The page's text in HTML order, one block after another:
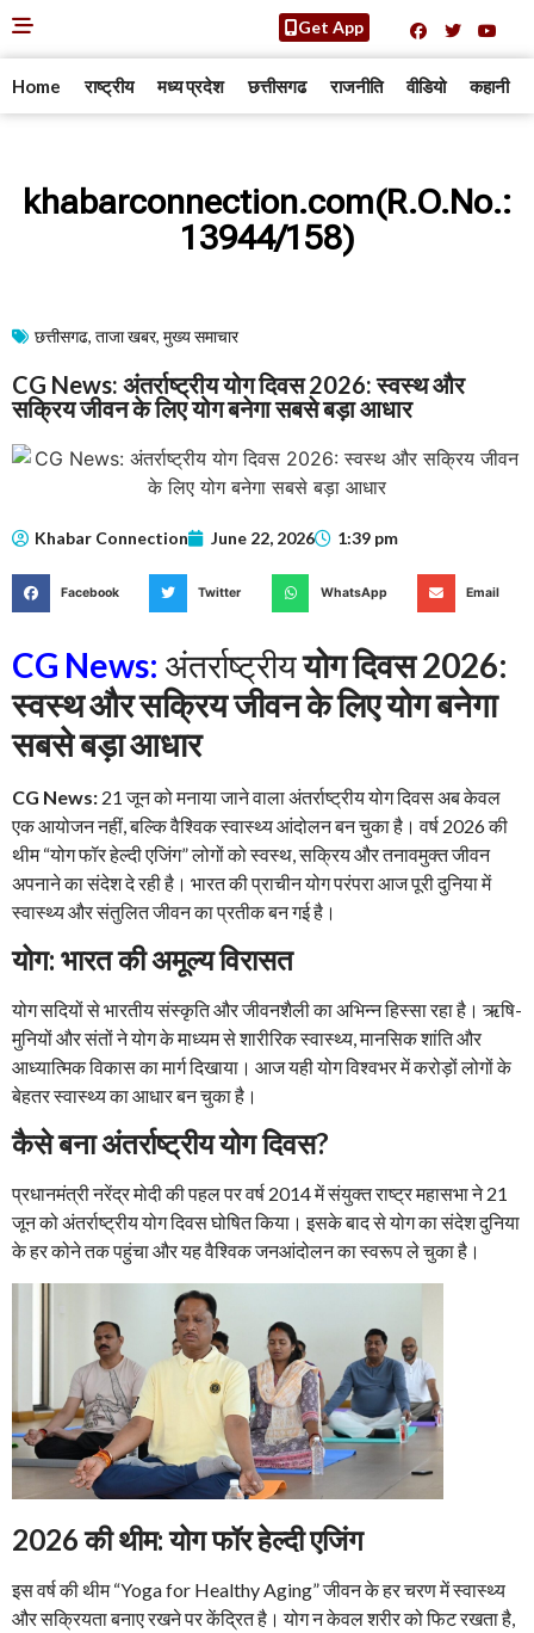
Get App
Home राष्ट्रीय मध्य प्रदेश छत्तीसगढ राजनीति वीडियो कहानी
khabarconnection.com(R.O.No.:
13944/158)
छत्तीसगढ, ताजा खबर, मुख्य समाचार​
CG News: अंतर्राष्ट्रीय योग दिवस 2026: स्वस्थ और
सक्रिय जीवन के लिए योग बनेगा सबसे बड़ा आधार
Khabar Connection June 22, 2026 1:39 pm
Facebook Twitter WhatsApp Email
CG News: अंतर्राष्ट्रीययोग दिवस 2026:
स्वस्थ और सक्रिय जीवन के लिए योग बनेगा
सबसे बड़ा आधार
CG News: 21 जून को मनाया जाने वाला अंतर्राष्ट्रीय योग दिवस अब केवल
एक आयोजन नहीं, बल्कि वैश्विक स्वास्थ्य आंदोलन बन चुका है। वर्ष 2026 की
थीम “योग फॉर हेल्दी एजिंग” लोगों को स्वस्थ, सक्रिय और तनावमुक्त जीवन
अपनाने का संदेश दे रही है। भारत की प्राचीन योग परंपरा आज पूरी दुनिया में
स्वास्थ्य और संतुलित जीवन का प्रतीक बन गई है।
योग: भारत की अमूल्य विरासत
योग सदियों से भारतीय संस्कृति और जीवनशैली का अभिन्न हिस्सा रहा है। ऋषि-
मुनियों और संतों ने योग के माध्यम से शारीरिक स्वास्थ्य, मानसिक शांति और
आध्यात्मिक विकास का मार्ग दिखाया। आज यही योग विश्वभर में करोड़ों लोगों के
बेहतर स्वास्थ्य का आधार बन चुका है।
कैसे बना अंतर्राष्ट्रीय योग दिवस?
प्रधानमंत्री नरेंद्र मोदी की पहल पर वर्ष 2014 में संयुक्त राष्ट्र महासभा ने 21
जून को अंतर्राष्ट्रीय योग दिवस घोषित किया। इसके बाद से योग का संदेश दुनिया
के हर कोने तक पहुंचा और यह वैश्विक जनआंदोलन का स्वरूप ले चुका है।
2026 की थीम: योग फॉर हेल्दी एजिंग
इस वर्ष की थीम “Yoga for Healthy Aging” जीवन के हर चरण में स्वास्थ्य
और सक्रियता बनाए रखने पर केंद्रित है। योग न केवल शरीर को फिट रखता है,